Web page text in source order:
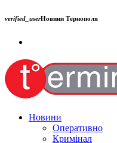
verified_userНовини Тернополя
Новини
Оперативно
Кримінал